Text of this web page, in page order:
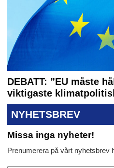
DEBATT: ”EU måste
viktigaste
NYHETSBREV
Missa inga nyheter!
Prenumerera på vårt nyhetsbrev